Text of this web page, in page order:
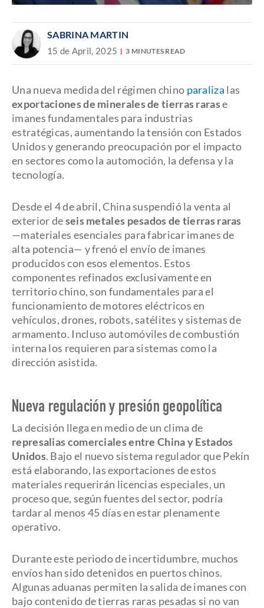
SABRINA MARTIN
15 de April, 2025 3 MINUTES READ
Una nueva medida del régimen chino paraliza las
exportaciones de minerales de tierras rarase
imanes fundamentales para industrias
estratégicas, aumentando la tensión con Estados
Unidos y generando preocupación por el impacto
en sectores como la automoción, la defensa y la
tecnología.
Desde el 4 de abril, China suspendió la venta al
exterior deseis metales pesados de tierras raras
—materiales esenciales para fabricar imanes de
alta potencia— y frenó el envío de imanes
producidos con esos elementos. Estos
componentes refinados exclusivamente en
territorio chino, son fundamentales para el
funcionamiento de motores eléctricos en
vehículos, drones, robots, satélites y sistemas de
armamento. Incluso automóviles de combustión
interna los requieren para sistemas como la
dirección asistida.
Nueva regulación y presión geopolítica
La decisión llega en medio de un clima de
represalias comerciales entre China y Estados
Unidos. Bajo el nuevo sistema regulador que Pekín
está elaborando, las exportaciones de estos
materiales requerirán licencias especiales, un
proceso que, según fuentes del sector, podría
tardar al menos 45 días en estar plenamente
operativo.
Durante este periodo de incertidumbre, muchos
envíos han sido detenidos en puertos chinos.
Algunas aduanas permiten la salida de imanes con
bajo contenido de tierras raras pesadas si no van